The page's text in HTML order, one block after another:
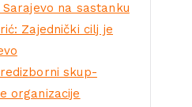
na sastanku
Zajednički cilj je
skup-
organizacije